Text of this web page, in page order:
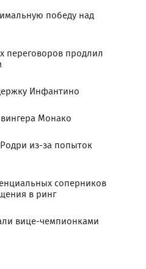
победу над
переговоров продлил
Инфантино
Монако
из-за попыток
соперников
в ринг
вице-чемпионками